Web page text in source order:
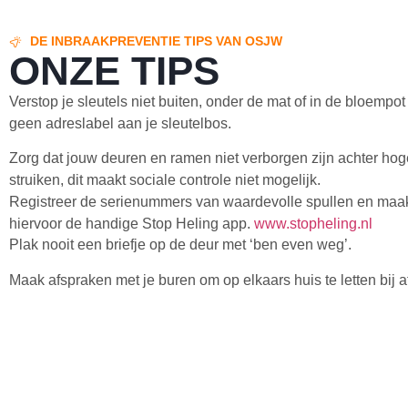
DE INBRAAKPREVENTIE TIPS VAN OSJW
ONZE TIPS
Verstop je sleutels niet buiten, onder de mat of in de
geen adreslabel aan je sleutelbos.
Zorg dat jouw deuren en ramen niet verborgen zijn achter
struiken, dit maakt sociale controle niet mogelijk.
Registreer de serienummers van waardevolle spullen en
hiervoor de handige Stop Heling app. www.stopheling.nl
Plak nooit een briefje op de deur met ‘ben even weg’.
Maak afspraken met je buren om op elkaars huis te letten bij